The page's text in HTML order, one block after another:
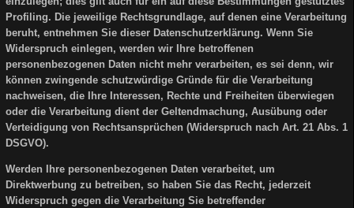
Profiling. Die jeweilige Rechtsgrundlage, auf denen eine Verarbeitung
beruht, entnehmen Sie dieser Datenschutzerklärung. Wenn Sie
Widerspruch einlegen, werden wir Ihre betroffenen
personenbezogenen Daten nicht mehr verarbeiten, es sei denn, wir
können zwingende schutzwürdige Gründe für die Verarbeitung
nachweisen, die Ihre Interessen, Rechte und Freiheiten überwiegen
oder die Verarbeitung dient der Geltendmachung, Ausübung oder
Verteidigung von Rechtsansprüchen (Widerspruch nach Art. 21 Abs. 1
DSGVO).
Werden Ihre personenbezogenen Daten verarbeitet, um
Direktwerbung zu betreiben, so haben Sie das Recht, jederzeit
Widerspruch gegen die Verarbeitung Sie betreffender